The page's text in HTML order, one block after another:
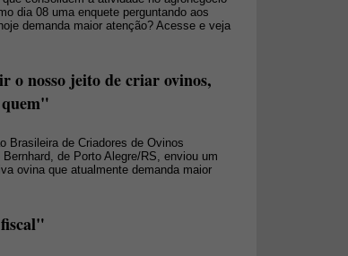
dia 08 uma enquete perguntando aos
demanda maior atenção? Acesse e veja
o nosso jeito de criar ovinos,
Brasileira de Criadores de Ovinos
de Porto Alegre/RS, enviou um
ovina que atualmente demanda maior